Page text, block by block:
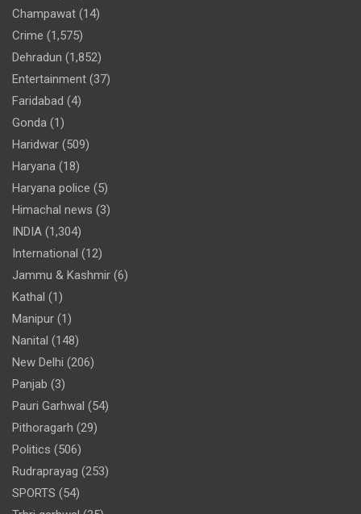
Champawat (14)
Crime (1,575)
Dehradun (1,852)
Entertainment (37)
Faridabad (4)
Gonda (1)
Haridwar (509)
Haryana (18)
Haryana police (5)
Himachal news (3)
INDIA (1,304)
International (12)
Jammu & Kashmir (6)
Kathal (1)
Manipur (1)
Nanital (148)
New Delhi (206)
Panjab (3)
Pauri Garhwal (54)
Pithoragarh (29)
Politics (506)
Rudraprayag (253)
SPORTS (54)